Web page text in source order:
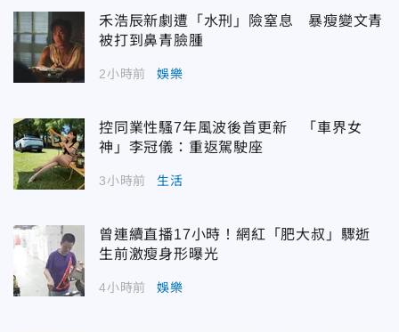
禾浩辰新劇遭「水刑」險窒息 暴瘦變文青
被打到鼻青臉腫
2小時前 娛樂
控同業性騷7年風波後首更新 「車界女
神」李冠儀：重返駕駛座
3小時前 生活
曾連續直播17小時！網紅「肥大叔」驟逝
生前激瘦身形曝光
4小時前 娛樂